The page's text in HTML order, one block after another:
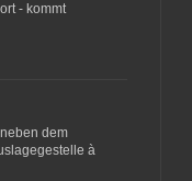
- kommt
dem
à